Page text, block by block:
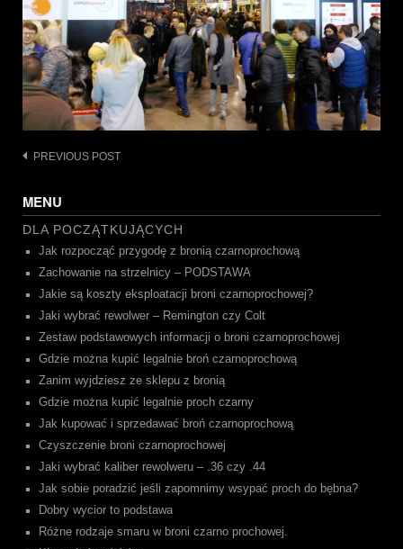
Post
PREVIOUS POST
MENU
DLA POCZĄTKUJĄCYCH
Jak rozpocząć przygodę z bronią czarnoprochową
Zachowanie na strzelnicy – PODSTAWA
Jakie są koszty eksploatacji broni czarnoprochowej?
Jaki wybrać rewolwer – Remington czy Colt
Zestaw podstawowych informacji o broni czarnoprochowej
Gdzie można kupić legalnie broń czarnoprochową
Zanim wyjdziesz ze sklepu z bronią
Gdzie można kupić legalnie proch czarny
Jak kupować i sprzedawać broń czarnoprochową
Czyszczenie broni czarnoprochowej
Jaki wybrać kaliber rewolweru – .36 czy .44
Jak sobie poradzić jeśli zapomnimy wsypać proch do bębna?
Dobry wycior to podstawa
Różne rodzaje smaru w broni czarno prochowej.